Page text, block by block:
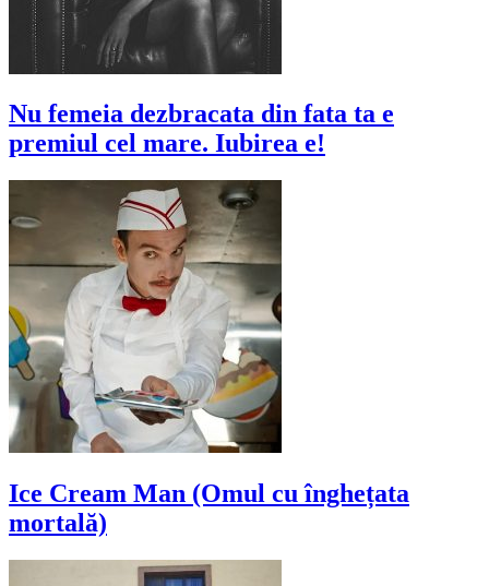
Nu femeia dezbracata din fata ta e
premiul cel mare. Iubirea e!
Ice Cream Man (Omul cu înghețata
mortală)